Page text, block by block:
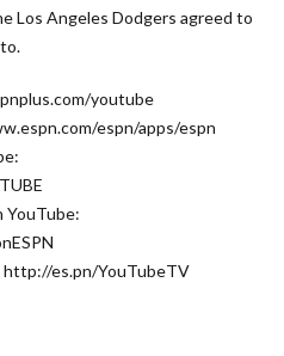
Los Angeles Dodgers agreed to
youtube
espn/apps/espn
YouTube:
http://es.pn/YouTubeTV